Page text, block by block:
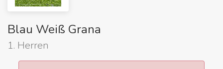
Blau Weiß Grana
1. Herren